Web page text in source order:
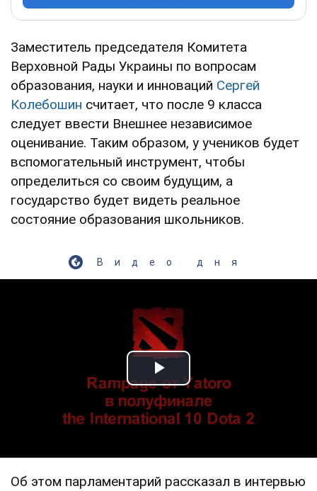
Заместитель председателя Комитета
Верховной Рады Украины по вопросам
образования, науки и инноваций Сергей
Колебошин считает, что после 9 класса
следует ввести Внешнее независимое
оценивание. Таким образом, у учеников будет
вспомогательный инструмент, чтобы
определиться со своим будущим, а
государство будет видеть реальное
состояние образования школьников.
Видео дня
Play Video
Об этом парламентарий рассказал в интервью